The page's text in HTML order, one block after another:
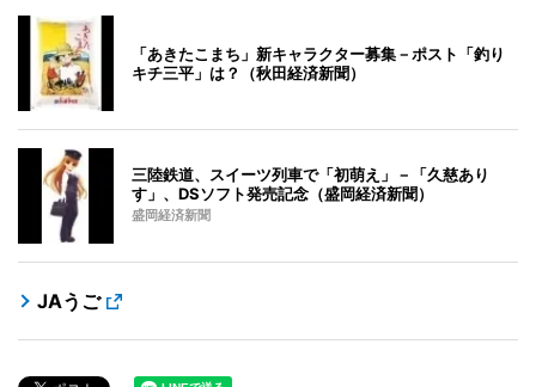
「あきたこまち」新キャラクター募集－ポスト「釣り
キチ三平」は？（秋田経済新聞）
三陸鉄道、スイーツ列車で「初萌え」－「久慈あり
す」、DSソフト発売記念（盛岡経済新聞）
盛岡経済新聞
JAうご